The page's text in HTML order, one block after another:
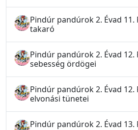
Pindúr pandúrok 2. Évad 11.
takaró
Pindúr pandúrok 2. Évad 12.
sebesség ördögei
Pindúr pandúrok 2. Évad 12.
elvonási tünetei
Pindúr pandúrok 2. Évad 13.